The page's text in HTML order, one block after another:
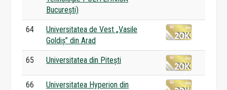
București)
64
Universitatea de Vest „Vasile
Goldiș” din Arad
65 Universitatea din Pitești
66
Universitatea Hyperion din